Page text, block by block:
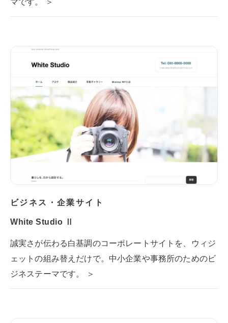
ビジネス・企業サイト
White Studio Ⅱ
誠実さが伝わる白基調のコーポレートサイトを、ウィジ
ェットの組み替えだけで。中小企業や事務所のためのビ
ジネステーマです。 ＞